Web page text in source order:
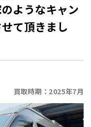
ようなキャン
て頂きまし
買取時期： 2025年7月